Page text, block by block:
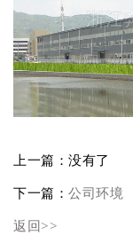
上一篇：没有了
下一篇： 公司环境
返回>>